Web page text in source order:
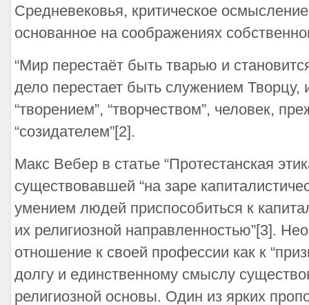
Средневековья, критическое
основанное на соображениях
“Мир перестаёт быть тварью и
дело перестает быть служением Творцу,
“творением”, “творчеством”, человек,
“созидателем”[2].
Макс Вебер в статье “Протестанская
существовавшей “на заре
умением людей приспособиться к
их религиозной направленностью”[3].
отношение к своей профессии как к
долгу и единственному смыслу
религиозной основы. Один из ярких